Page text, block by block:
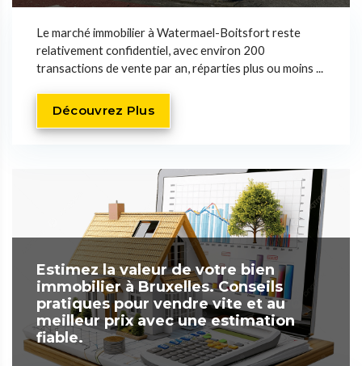
Le marché immobilier à Watermael-Boitsfort reste
relativement confidentiel, avec environ 200
transactions de vente par an, réparties plus ou moins ...
Découvrez Plus
Estimez la valeur de votre bien
immobilier à Bruxelles. Conseils
pratiques pour vendre vite et au
meilleur prix avec une estimation
fiable.